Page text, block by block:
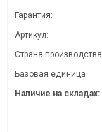
Гарантия:
Артикул:
Страна
Базовая единица:
Наличие на складах: